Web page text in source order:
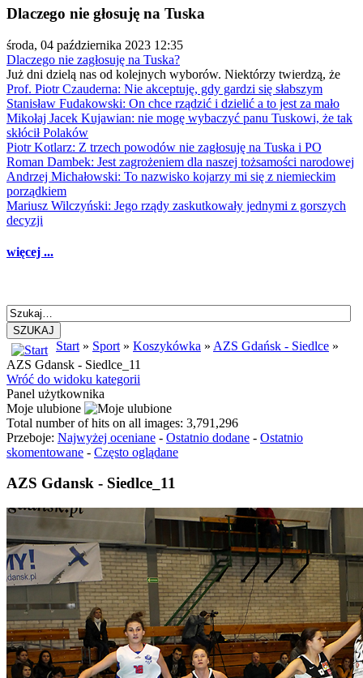
Dlaczego nie głosuję na Tuska
środa, 04 października 2023 12:35
Dlaczego nie zagłosuję na Tuska?
Już dni dzielą nas od kolejnych wyborów. Niektórzy twierdzą, że
Prof. Piotr Czauderna: Nie akceptuję, gdy gardzi się słabszym
Stanisław Fudakowski: On chce rządzić i dzielić a to jest za mało
Mikołaj Jacek Kujawian: nie mogę wybaczyć panu Tuskowi, że tak
skłócił Polaków
Piotr Kotlarz: Z trzech powodów nie zagłosuję na Tuska i PO
Roman Dambek: Jest zagrożeniem dla naszej tożsamości narodowej
Andrzej Michałowski: To nazwisko kojarzy mi się z niemieckim
porządkiem
Mariusz Wilczyński: Jego rządy zaskutkowały jednymi z gorszych
decyzji
więcej ...
SZUKAJ
Start » Sport » Koszykówka » AZS Gdańsk - Siedlce »
AZS Gdansk - Siedlce_11
Wróć do widoku kategorii
Panel użytkownika
Moje ulubione
Total number of hits on all images: 3,791,296
Przeboje: Najwyżej oceniane - Ostatnio dodane - Ostatnio
skomentowane - Często oglądane
AZS Gdansk - Siedlce_11